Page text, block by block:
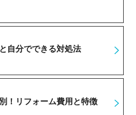
自分でできる対処法
！リフォーム費用と特徴